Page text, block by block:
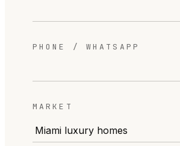
PHONE / WHATSAPP
MARKET